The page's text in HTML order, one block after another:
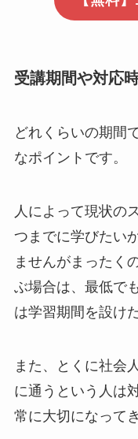
受講期間や対応
どれくらいの期間
なポイントです。
人によって現状の
つまでに学びたい
ませんがまったく
ぶ場合は、最低で
は学習期間を設け
また、とくに社会
に通うという人は
常に大切になって